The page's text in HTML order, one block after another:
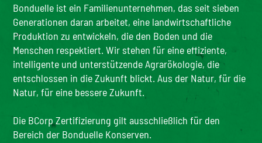
Bonduelle ist ein Familienunternehmen, das seit sieben
Generationen daran arbeitet, eine landwirtschaftliche
Produktion zu entwickeln, die den Boden und die
Menschen respektiert. Wir stehen für eine effiziente,
intelligente und unterstützende Agrarökologie, die
entschlossen in die Zukunft blickt. Aus der Natur, für die
Natur, für eine bessere Zukunft.
Die BCorp Zertifizierung gilt ausschließlich für den
Bereich der Bonduelle Konserven.